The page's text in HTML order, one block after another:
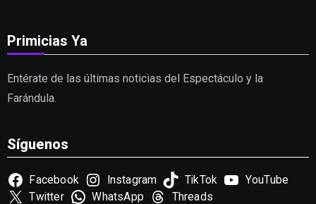
Primicias Ya
Entérate de las últimas noticias del Espectáculo y la
Farándula.
Síguenos
Facebook Instagram TikTok
YouTube
Twitter
WhatsApp Threads